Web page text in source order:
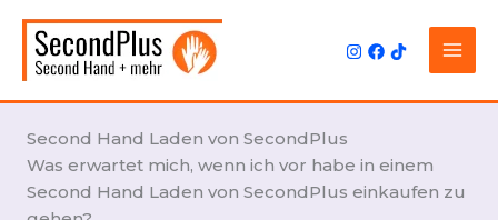
Inhalt
springen
Second Hand Laden von SecondPlus
Was erwartet mich, wenn ich vor habe in einem
Second Hand Laden von SecondPlus einkaufen zu